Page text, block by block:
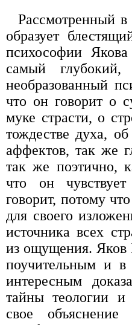
Рассмотренный в
образует
психософии
самый глубокий,
необразованный
что он говорит о
муке страсти, о
тождестве духа,
аффектов, так же
так же поэтично,
что он
говорит, потому
для своего
источника всех
из ощущения. Яков
поучительным и
интересным
тайны теологии и
свое